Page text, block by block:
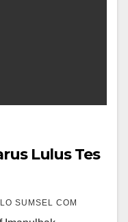
Lulus Tes
SUMSEL COM